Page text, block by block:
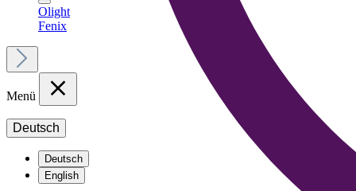
Olight
Fenix
Menü
Deutsch
Deutsch
English